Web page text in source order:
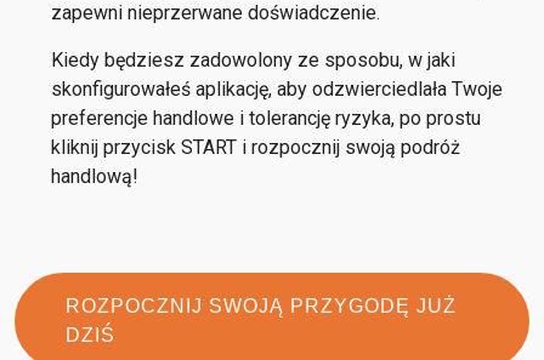
zapewni nieprzerwane doświadczenie.
Kiedy będziesz zadowolony ze sposobu, w jaki
skonfigurowałeś aplikację, aby odzwierciedlała Twoje
preferencje handlowe i tolerancję ryzyka, po prostu
kliknij przycisk START i rozpocznij swoją podróż
handlową!
ROZPOCZNIJ SWOJĄ PRZYGODĘ JUŻ
DZIŚ